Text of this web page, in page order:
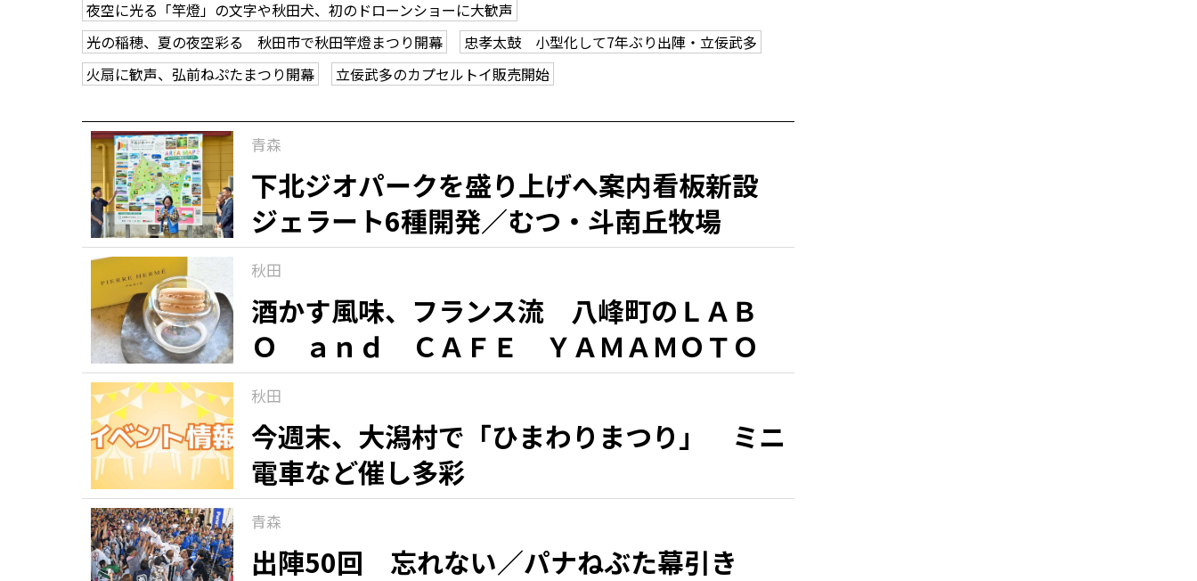
夜空に光る「竿燈」の文字や秋田犬、初のドローンショーに大歓声
光の稲穂、夏の夜空彩る 秋田市で秋田竿燈まつり開幕
忠孝太鼓 小型化して7年ぶり出陣・立佞武多
火扇に歓声、弘前ねぷたまつり開幕
立佞武多のカプセルトイ販売開始
青森
下北ジオパークを盛り上げへ案内看板新設
ジェラート6種開発／むつ・斗南丘牧場
秋田
酒かす風味、フランス流 八峰町のＬＡＢ
Ｏ ａｎｄ ＣＡＦＥ ＹＡＭＡＭＯＴＯ
「マカロン『シラカミ』」」 県北・盛夏の
銘菓（９）
秋田
今週末、大潟村で「ひまわりまつり」 ミニ
電車など催し多彩
青森
出陣50回 忘れない／パナねぶた幕引き